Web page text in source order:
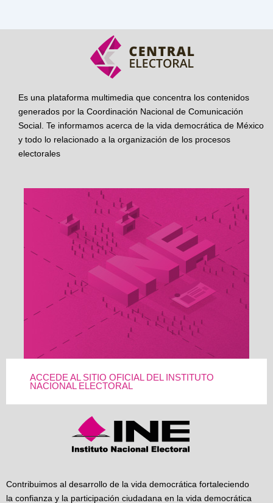
Es una plataforma multimedia que concentra los contenidos
generados por la Coordinación Nacional de Comunicación
Social. Te informamos acerca de la vida democrática de México
y todo lo relacionado a la organización de los procesos
electorales
ACCEDE AL SITIO OFICIAL DEL INSTITUTO
NACIONAL ELECTORAL
Contribuimos al desarrollo de la vida democrática fortaleciendo
la confianza y la participación ciudadana en la vida democrática